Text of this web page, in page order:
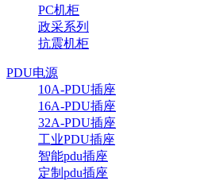
PC机柜
政采系列
抗震机柜
PDU电源
10A-PDU插座
16A-PDU插座
32A-PDU插座
工业PDU插座
智能pdu插座
定制pdu插座